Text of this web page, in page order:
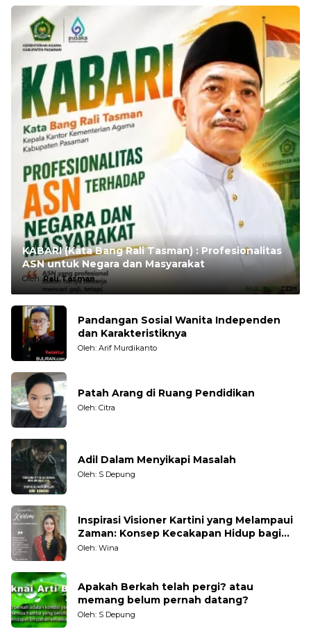
KABARI (Kata Bang Rali Tasman) : Profesionalitas
ASN untuk Negara dan Masyarakat
Oleh:Rali Tasman
Pandangan Sosial Wanita Independen
dan Karakteristiknya
Oleh: Arif Murdikanto
Patah Arang di Ruang Pendidikan
Oleh: Citra
Adil Dalam Menyikapi Masalah
Oleh: S Depung
Inspirasi Visioner Kartini yang Melampaui
Zaman: Konsep Kecakapan Hidup bagi
Generasi Muda
Oleh: Wina
Apakah Berkah telah pergi? atau
memang belum pernah datang?
Oleh: S Depung